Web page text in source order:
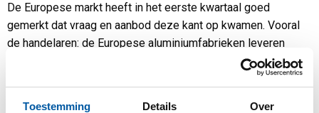
Toestemming Details Over
De Europese markt heeft in het eerste kwartaal goed
gemerkt dat vraag en aanbod deze kant op kwamen. Vooral
de handelaren: de Europese aluminiumfabrieken leveren
liever aan de VS dan aan handelsbedrijven. Veel Europese
fabrieken en walserijen hebben begin dit jaar veel aan de VS